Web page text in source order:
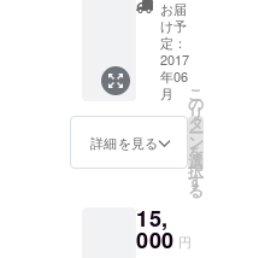
ししま
お届
け予
定：
2017
年06
月
詳細を見る
こ
の
リ
タ
ー
ン
を
選
択
す
る
15,
000 円